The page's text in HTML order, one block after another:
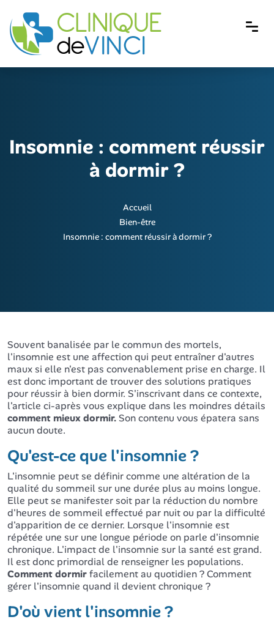
Insomnie : comment réussir
à dormir ?
Accueil
Bien-être
Insomnie : comment réussir à dormir ?
Souvent banalisée par le commun des mortels,
l'insomnie est une affection qui peut entraîner d'autres
maux si elle n'est pas convenablement prise en charge. Il
est donc important de trouver des solutions pratiques
pour réussir à bien dormir. S'inscrivant dans ce contexte,
l'article ci-après vous explique dans les moindres détails
comment mieux dormir.Son contenu vous épatera sans
aucun doute.
Qu'est-ce que l'insomnie ?
L'insomnie peut se définir comme une altération de la
qualité du sommeil sur une durée plus au moins longue.
Elle peut se manifester soit par la réduction du nombre
d'heures de sommeil effectué par nuit ou par la difficulté
d'apparition de ce dernier. Lorsque l'insomnie est
répétée une sur une longue période on parle d'insomnie
chronique. L'impact de l'insomnie sur la santé est grand.
Il est donc primordial de renseigner les populations.
Comment dormirfacilement au quotidien ? Comment
gérer l'insomnie quand il devient chronique ?
D'où vient l'insomnie ?